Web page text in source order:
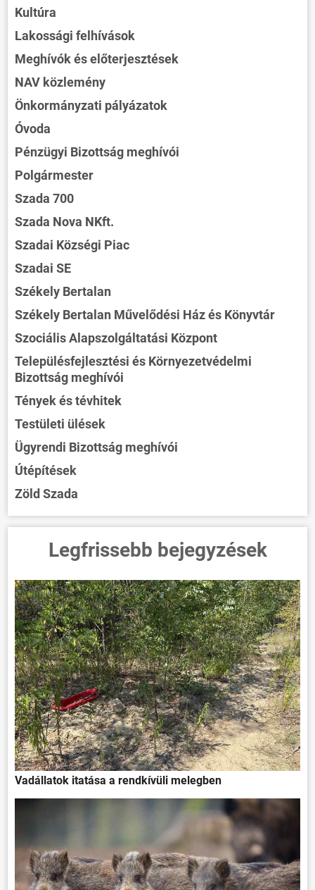
Kultúra
Lakossági felhívások
Meghívók és előterjesztések
NAV közlemény
Önkormányzati pályázatok
Óvoda
Pénzügyi Bizottság meghívói
Polgármester
Szada 700
Szada Nova NKft.
Szadai Községi Piac
Szadai SE
Székely Bertalan
Székely Bertalan Művelődési Ház és Könyvtár
Szociális Alapszolgáltatási Központ
Településfejlesztési és Környezetvédelmi
Bizottság meghívói
Tények és tévhitek
Testületi ülések
Ügyrendi Bizottság meghívói
Útépítések
Zöld Szada
Legfrissebb bejegyzések
Vadállatok itatása a rendkívüli melegben